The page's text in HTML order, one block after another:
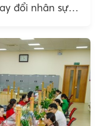
đổi nhân sự